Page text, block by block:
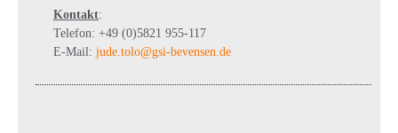
Kontakt:
Telefon: +49 (0)5821 955-117
E-Mail: jude.tolo@gsi-bevensen.de